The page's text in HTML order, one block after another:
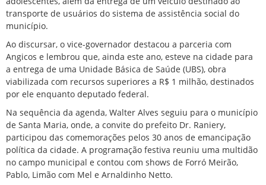
transporte de usuários do sistema de assistência social do
município.
Ao discursar, o vice-governador destacou a parceria com
Angicos e lembrou que, ainda este ano, esteve na cidade para
a entrega de uma Unidade Básica de Saúde (UBS), obra
viabilizada com recursos superiores a R$ 1 milhão, destinados
por ele enquanto deputado federal.
Na sequência da agenda, Walter Alves seguiu para o município
de Santa Maria, onde, a convite do prefeito Dr. Raniery,
participou das comemorações pelos 30 anos de emancipação
política da cidade. A programação festiva reuniu uma multidão
no campo municipal e contou com shows de Forró Meirão,
Pablo, Limão com Mel e Arnaldinho Netto.